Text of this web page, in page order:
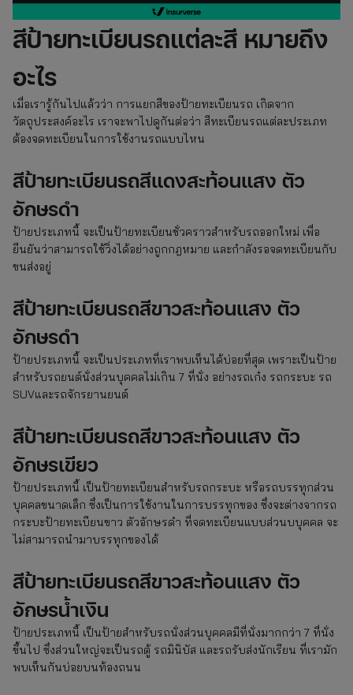
สีป้ายทะเบียนรถแต่ละสี หมายถึง
อะไร
เมื่อเรารู้กันไปแล้วว่า การแยกสีของป้ายทะเบียนรถ เกิดจาก
วัตถุประสงค์อะไร เราจะพาไปดูกันต่อว่า สีทะเบียนรถแต่ละประเภท
ต้องจดทะเบียนในการใช้งานรถแบบไหน
สีป้ายทะเบียนรถสีแดงสะท้อนแสง ตัว
อักษรดำ
ป้ายประเภทนี้ จะเป็นป้ายทะเบียนชั่วคราวสำหรับรถออกใหม่ เพื่อ
ยืนยันว่าสามารถใช้วิ่งได้อย่างถูกกฎหมาย และกำลังรอจดทะเบียนกับ
ขนส่งอยู่
สีป้ายทะเบียนรถสีขาวสะท้อนแสง ตัว
อักษรดำ
ป้ายประเภทนี้ จะเป็นประเภทที่เราพบเห็นได้บ่อยที่สุด เพราะเป็นป้าย
สำหรับรถยนต์นั่งส่วนบุคคลไม่เกิน 7 ที่นั่ง อย่างรถเก๋ง รถกระบะ รถ
SUVและรถจักรยานยนต์
สีป้ายทะเบียนรถสีขาวสะท้อนแสง ตัว
อักษรเขียว
ป้ายประเภทนี้ เป็นป้ายทะเบียนสำหรับรถกระบะ หรือรถบรรทุกส่วน
บุคคลขนาดเล็ก ซึ่งเป็นการใช้งานในการบรรทุกของ ซึ่งจะต่างจากรถ
กระบะป้ายทะเบียนขาว ตัวอักษรดำ ที่จดทะเบียนแบบส่วนบบุคคล จะ
ไม่สามารถนำมาบรรทุกของได้
สีป้ายทะเบียนรถสีขาวสะท้อนแสง ตัว
อักษรน้ำเงิน
ป้ายประเภทนี้ เป็นป้ายสำหรับรถนั่งส่วนบุคคลมีที่นั่งมากกว่า 7 ที่นั่ง
ขึ้นไป ซึ่งส่วนใหญ่จะเป็นรถตู้ รถมินิบัส และรถรับส่งนักเรียน ที่เรามัก
พบเห็นกันบ่อยบนท้องถนน